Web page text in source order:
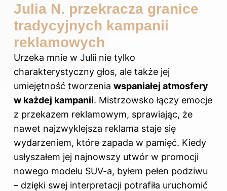
Julia N. przekracza granice
tradycyjnych kampanii
reklamowych
Urzeka mnie w Julii nie tylko
charakterystyczny głos, ale także jej
umiejętność tworzenia wspaniałej atmosfery
w każdej kampanii. Mistrzowsko łączy emocje
z przekazem reklamowym, sprawiając, że
nawet najzwyklejsza reklama staje się
wydarzeniem, które zapada w pamięć. Kiedy
usłyszałem jej najnowszy utwór w promocji
nowego modelu SUV-a, byłem pełen podziwu
– dzięki swej interpretacji potrafiła uruchomić